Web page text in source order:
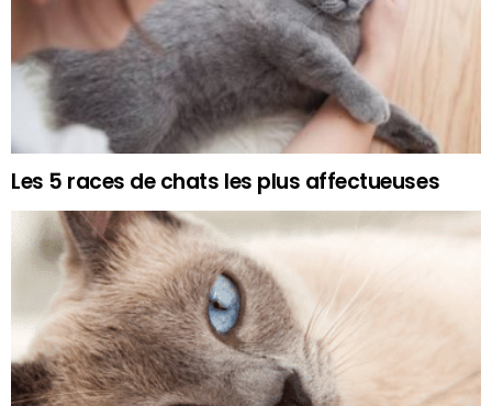
Les 5 races de chats les plus affectueuses